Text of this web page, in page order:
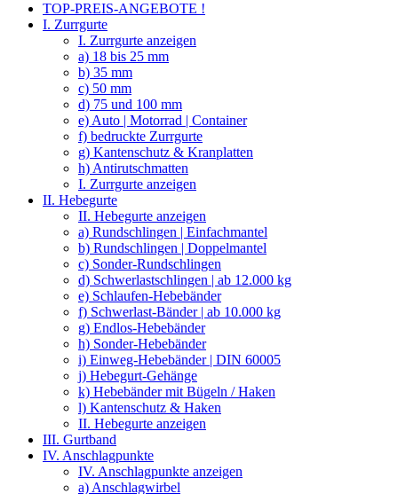
TOP-PREIS-ANGEBOTE !
I. Zurrgurte
I. Zurrgurte anzeigen
a) 18 bis 25 mm
b) 35 mm
c) 50 mm
d) 75 und 100 mm
e) Auto | Motorrad | Container
f) bedruckte Zurrgurte
g) Kantenschutz & Kranplatten
h) Antirutschmatten
I. Zurrgurte anzeigen
II. Hebegurte
II. Hebegurte anzeigen
a) Rundschlingen | Einfachmantel
b) Rundschlingen | Doppelmantel
c) Sonder-Rundschlingen
d) Schwerlastschlingen | ab 12.000 kg
e) Schlaufen-Hebebänder
f) Schwerlast-Bänder | ab 10.000 kg
g) Endlos-Hebebänder
h) Sonder-Hebebänder
i) Einweg-Hebebänder | DIN 60005
j) Hebegurt-Gehänge
k) Hebebänder mit Bügeln / Haken
l) Kantenschutz & Haken
II. Hebegurte anzeigen
III. Gurtband
IV. Anschlagpunkte
IV. Anschlagpunkte anzeigen
a) Anschlagwirbel